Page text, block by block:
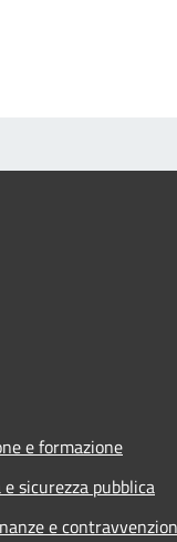
e formazione
sicurezza pubblica
e